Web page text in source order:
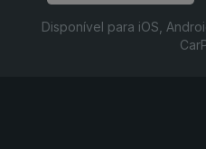
Disponível para iOS,